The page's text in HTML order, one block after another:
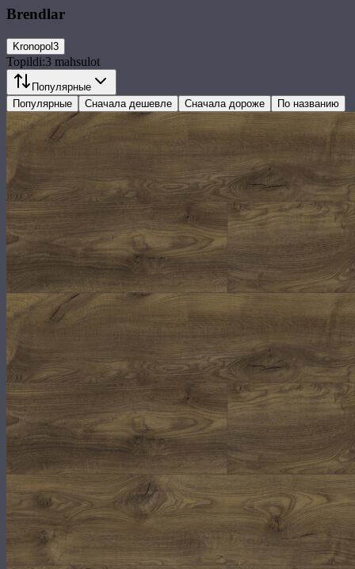
Brendlar
Kronopol3
Topildi:3 mahsulot
Популярные
Популярные
Сначала дешевле Сначала дороже По названию